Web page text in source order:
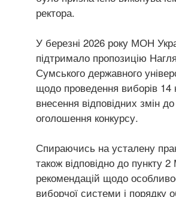
ректора.
У березні 2026 року МОН
підтримало пропозицію
Сумського державного
щодо проведення виборів 14
внесення відповідних змін
оголошення конкурсу.
Спираючись на усталену
також відповідно до пункту
рекомендацій щодо
виборчої системи і порядку